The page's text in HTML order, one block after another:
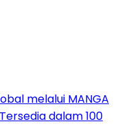
melalui MANGA
dalam 100